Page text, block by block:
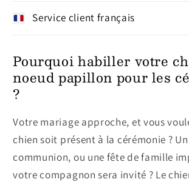
Service client français
Pourquoi habiller votre
noeud papillon pour les
?
Votre mariage approche, et vous
chien soit présent à la cérémonie ?
communion, ou une fête de famille
votre compagnon sera invité ? Le